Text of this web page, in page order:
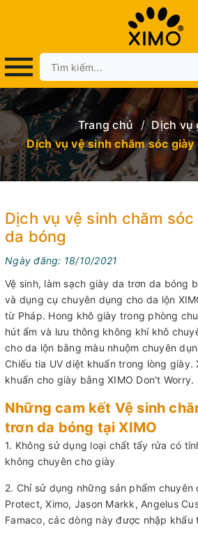
Trang chủ / Dịch vụ
Dịch vụ vệ sinh chăm sóc
Dịch vụ vệ sinh chăm
da bóng
Ngày đăng: 18/10/2021
Vệ sinh, làm sạch giày da trơn da bóng
và dụng cụ chuyên dụng cho da lộn
từ Pháp. Hong khô giày trong phòng
hút ẩm và lưu thông không khí khô
cho da lộn bằng màu nhuộm chuyên
Chiếu tia UV diệt khuẩn trong lòng giày.
khuẩn cho giày bằng XIMO Don't Worry.
Những cam kết Vệ sinh
trơn da bóng tại XIMO
1. Không sử dụng loại chất tẩy rửa có
không chuyên cho giày
2. Chỉ sử dụng những sản phẩm chuyên
Protect, Ximo, Jason Markk, Angelus
Famaco, các dòng này được nhập khẩu